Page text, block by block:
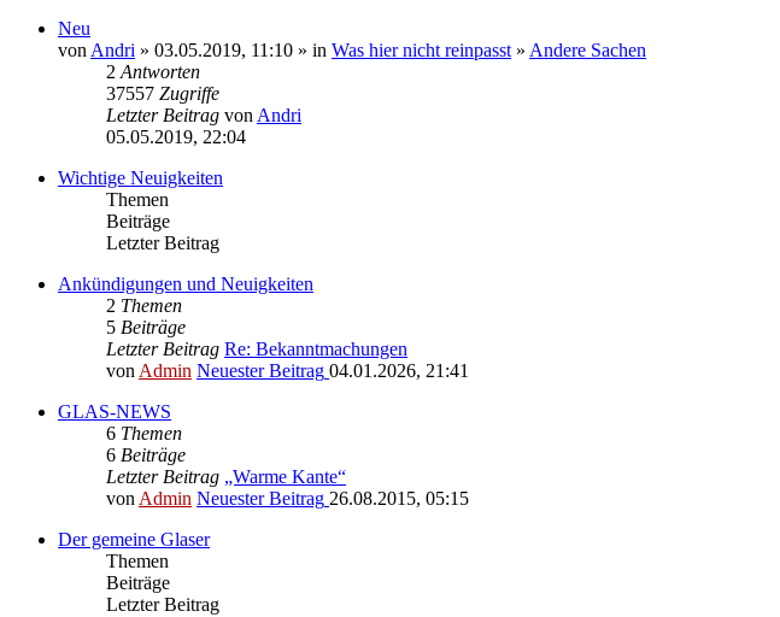
Neu
vonAndri » 03.05.2019, 11:10 » in Was hier nicht reinpasst» Andere Sachen
2Antworten
37557 Zugriffe
Letzter Beitrag vonAndri
05.05.2019, 22:04
Wichtige Neuigkeiten
Themen
Beiträge
Letzter Beitrag
Ankündigungen und Neuigkeiten
2 Themen
5 Beiträge
Letzter Beitrag Re: Bekanntmachungen
vonAdmin Neuester Beitrag 04.01.2026, 21:41
GLAS-NEWS
6 Themen
6 Beiträge
Letzter Beitrag „Warme Kante“
vonAdmin Neuester Beitrag 26.08.2015, 05:15
Der gemeine Glaser
Themen
Beiträge
Letzter Beitrag